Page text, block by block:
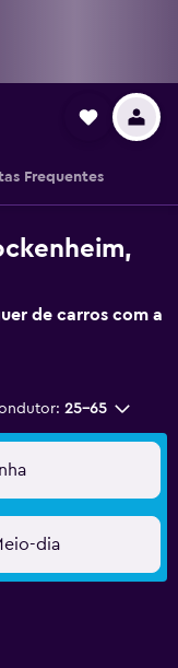
Frequentes
de carros com a
25-65
dia